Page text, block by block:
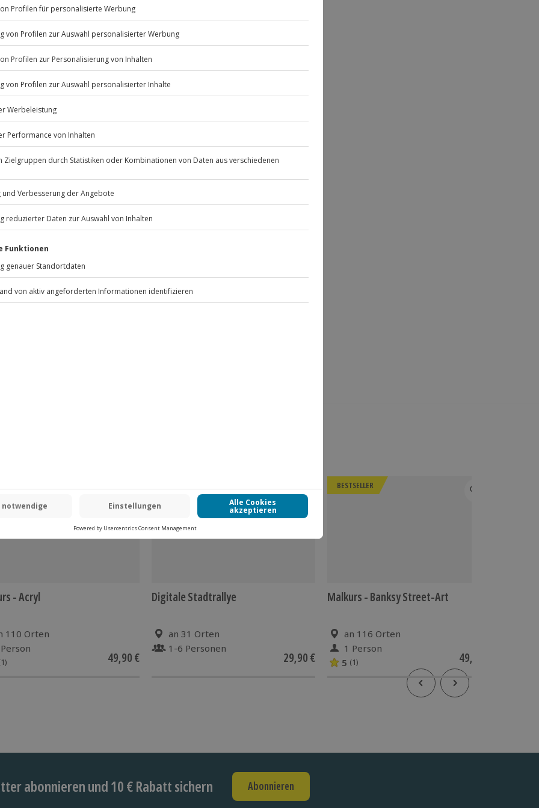
(die Entscheidung obliegt
Listenansicht
© OpenStreetMaps
Jochen SchweizerGmbH
Mühldorfstraße 8
81671 München
außer an bundesweiten
- Acryl
110 Orten
49,90 €
Digitale Stadtrallye
an 31 Orten
1-6 Personen
29,90 €
BESTSELLER
Malkurs - Banksy Street-Art
an 116 Orten
1 Person
5 (1) 49,90 €
abonnieren und 10 € Rabatt sichern Abonnieren